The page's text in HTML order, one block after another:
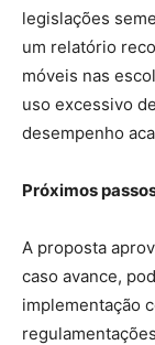
legislações
um relatório
móveis nas
uso excessivo
desempenho
Próximos
A proposta
caso avance,
implementação